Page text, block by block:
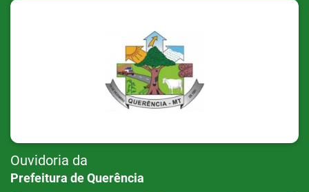
Ouvidoria da
Prefeitura de Querência